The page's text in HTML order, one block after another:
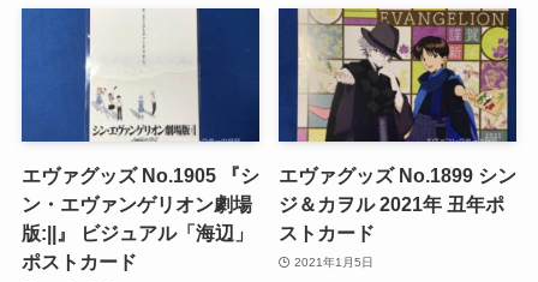
エヴァグッズ No.1905 『シ
ン・エヴァンゲリオン劇場
版:||』 ビジュアル「海辺」
ポストカード
エヴァグッズ No.1899 シン
ジ＆カヲル 2021年 丑年ポ
ストカード
2021年1月5日